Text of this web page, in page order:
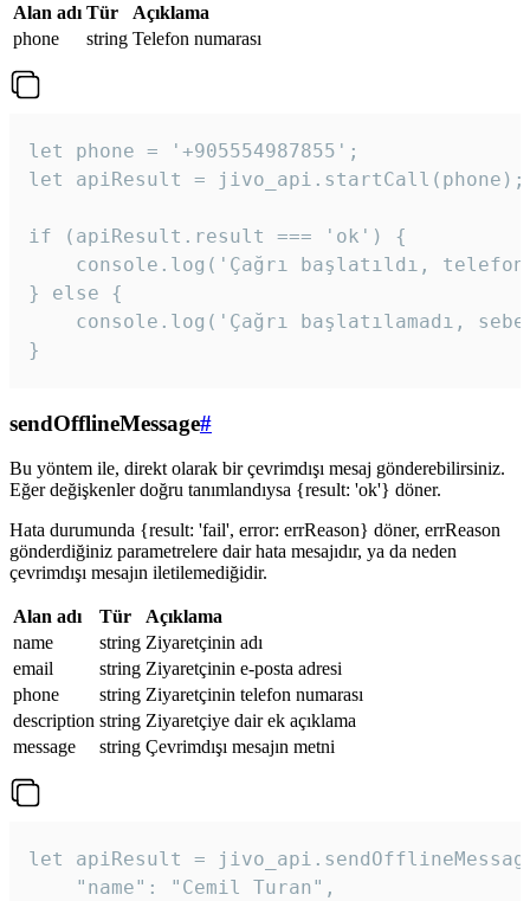
Alan adı Tür
Açıklama
phone
string Telefon numarası
let phone = '+905554987855';
let apiResult = jivo_api.startCall(phone);
if (apiResult.result === 'ok') {
console.log('Çağrı başlatıldı,
} else {
console.log('Çağrı başlatılamadı,
}
sendOfflineMessage#
Bu yöntem ile, direkt olarak bir çevrimdışı mesaj gönderebilirsiniz.
Eğer değişkenler doğru tanımlandıysa {result: 'ok'} döner.
Hata durumunda {result: 'fail', error: errReason} döner, errReason
gönderdiğiniz parametrelere dair hata mesajıdır, ya da neden
çevrimdışı mesajın iletilemediğidir.
Alan adı Tür
Açıklama
name
string Ziyaretçinin adı
email
string Ziyaretçinin e-posta adresi
phone
string Ziyaretçinin telefon numarası
description string Ziyaretçiye dair ek açıklama
message
string Çevrimdışı mesajın metni
let apiResult =
    "name": "Cemil Turan",